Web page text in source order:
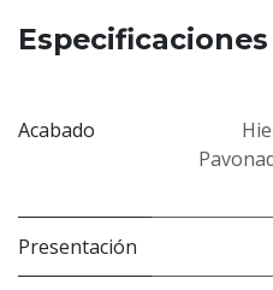
Especificaciones
Acabado
Presentación